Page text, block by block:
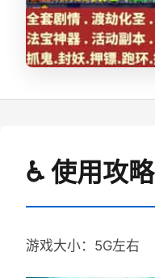
♿ 使用攻略
游戏大小：5G左右